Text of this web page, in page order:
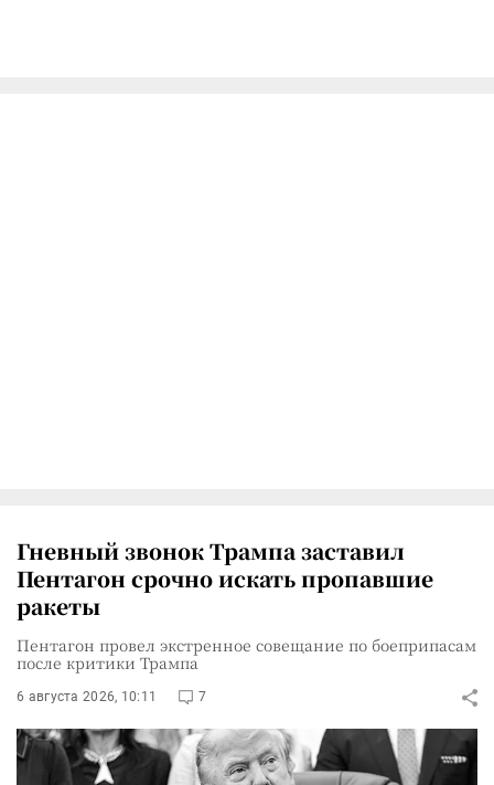
Гневный звонок Трампа заставил
Пентагон срочно искать пропавшие
ракеты
Пентагон провел экстренное совещание по боеприпасам
после критики Трампа
6 августа 2026, 10:11 7